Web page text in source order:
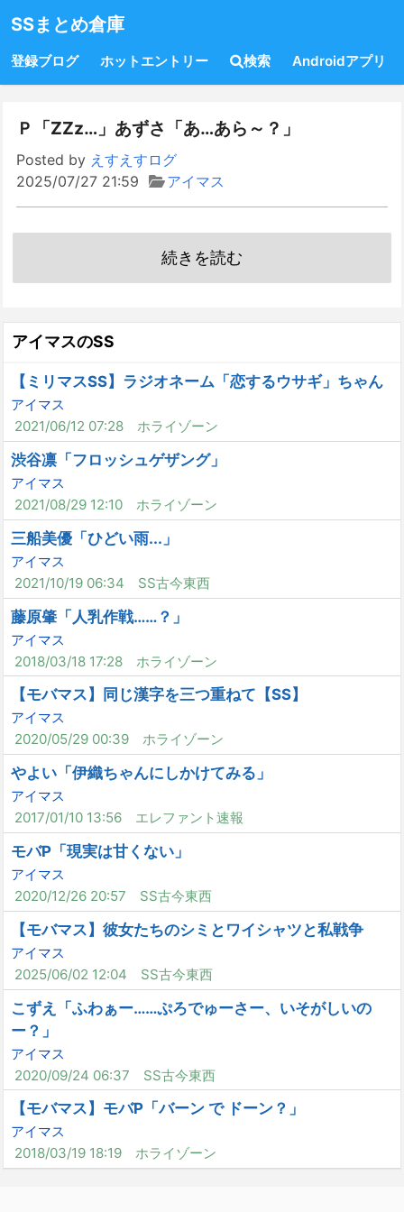
SSまとめ倉庫
登録ブログ ホットエントリー 検索 Androidアプリ
Ｐ「ZZz…」あずさ「あ…あら～？」
Posted by えすえすログ
2025/07/27 21:59
アイマス
続きを読む
アイマスのSS
【ミリマスSS】ラジオネーム「恋するウサギ」ちゃん
アイマス
2021/06/12 07:28
ホライゾーン
渋谷凛「フロッシュゲザング」
アイマス
2021/08/29 12:10
ホライゾーン
三船美優「ひどい雨...」
アイマス
2021/10/19 06:34
SS古今東西
藤原肇「人乳作戦……？」
アイマス
2018/03/18 17:28
ホライゾーン
【モバマス】同じ漢字を三つ重ねて【SS】
アイマス
2020/05/29 00:39
ホライゾーン
やよい「伊織ちゃんにしかけてみる」
アイマス
2017/01/10 13:56
エレファント速報
モバP「現実は甘くない」
アイマス
2020/12/26 20:57
SS古今東西
【モバマス】彼女たちのシミとワイシャツと私戦争
アイマス
2025/06/02 12:04
SS古今東西
こずえ「ふわぁー……ぷろでゅーさー、いそがしいの
ー？」
アイマス
2020/09/24 06:37
SS古今東西
【モバマス】モバP「バーン で ドーン？」
アイマス
2018/03/19 18:19
ホライゾーン